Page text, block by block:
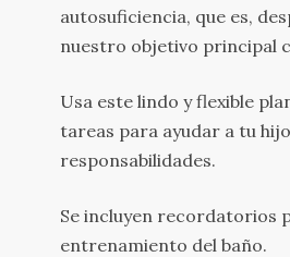
autosuficiencia, que es,
nuestro objetivo principal
Usa este lindo y flexible
tareas para ayudar a tu
responsabilidades.
Se incluyen recordatorios
entrenamiento del baño.